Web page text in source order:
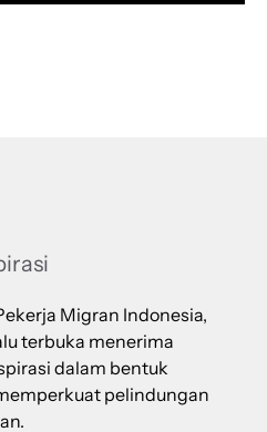
Migran Indonesia,
terbuka menerima
dalam bentuk
pelindungan